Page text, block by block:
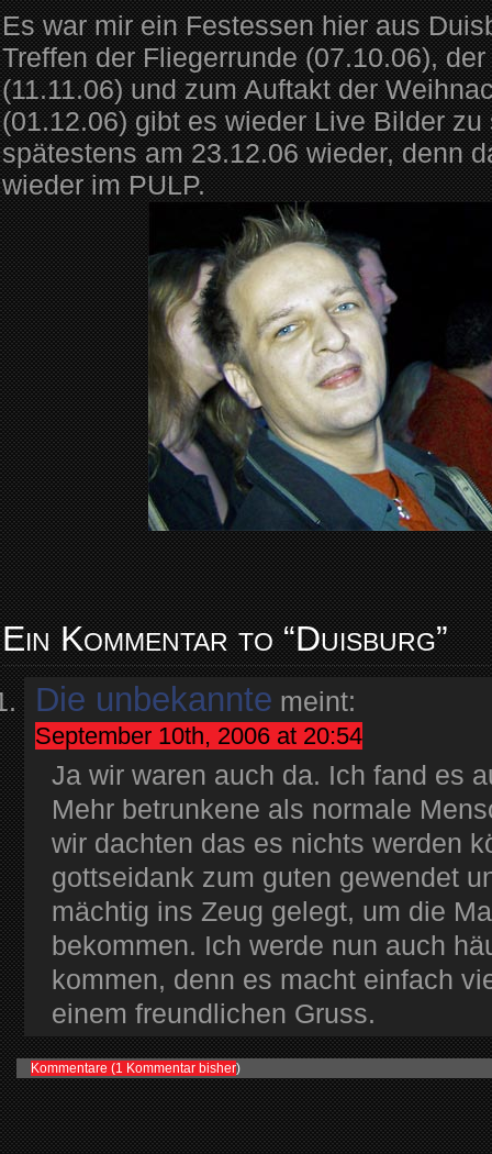
Es war mir ein Festessen hier aus
Treffen der Fliegerrunde (07.10.06),
(11.11.06) und zum Auftakt der
(01.12.06) gibt es wieder Live Bilder
spätestens am 23.12.06 wieder, denn
wieder im PULP.
Ein Kommentar to “Duisburg”
Die unbekannte meint:
September 10th, 2006 at 20:54
Ja wir waren auch da. Ich fand es
Mehr betrunkene als normale
wir dachten das es nichts werden
gottseidank zum guten gewendet
mächtig ins Zeug gelegt, um die
bekommen. Ich werde nun auch
kommen, denn es macht einfach
einem freundlichen Gruss.
Kommentare (1 Kommentar bisher)